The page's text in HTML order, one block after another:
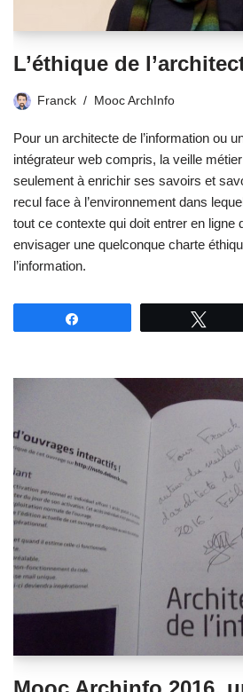
L’éthique de
Franck Mooc ArchInfo
Pour un architecte de l’information ou
intégrateur web compris, la veille
seulement à enrichir ses savoirs et
recul face à l’environnement dans
tout ce contexte qui doit entrer en ligne
envisager une quelconque charte
l’information.